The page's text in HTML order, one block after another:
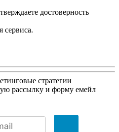
достоверность
сервиса.
стратегии
рассылку и форму емейл